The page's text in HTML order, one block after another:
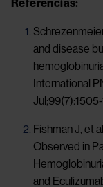
Referencias:
and disease
International
Jul;99(7):1505-
Fishman J, et
Observed in
and